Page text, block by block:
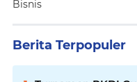
Bisnis
Berita Terpopuler